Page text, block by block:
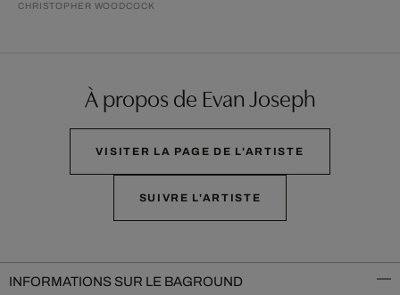
CHRISTOPHER WOODCOCK
À propos de Evan Joseph
VISITER LA PAGE DE L'ARTISTE
SUIVRE L'ARTISTE
INFORMATIONS SUR LE BAGROUND